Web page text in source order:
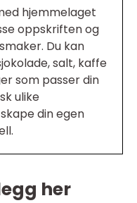
hjemmelaget
oppskriften og
Du kan
salt, kaffe
som passer din
ulike
din egen
her